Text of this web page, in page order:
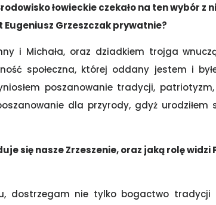
łowieckie czekało na ten wybór z
Grzeszczak prywatnie?
i Michała, oraz dziadkiem trojga
społeczna, której oddany jestem i
poszanowanie tradycji,
dla przyrody, gdyż urodziłem
się nasze Zrzeszenie, oraz jaką rolę widzi
dostrzegam nie tylko bogactwo tradycji